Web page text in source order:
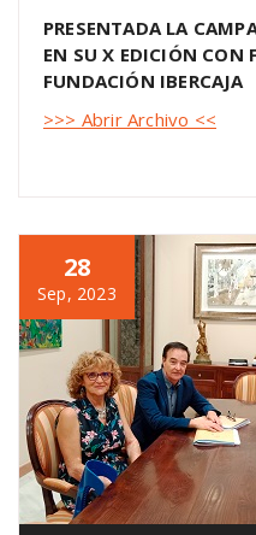
PRESENTADA LA
EN SU X EDICIÓN CON
FUNDACIÓN IBERCAJA
>>> Abrir Archivo <<
28
Sep, 2023